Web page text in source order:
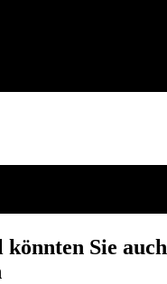
Sie auch